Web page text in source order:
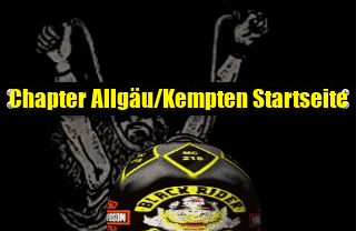
Chapter Allgäu/Kempten Startseite